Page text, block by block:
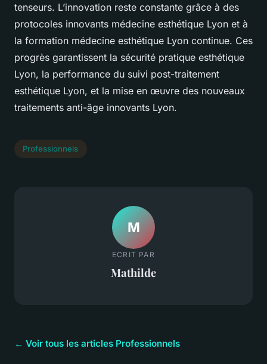
tenseurs. L’innovation reste constante grâce à des
protocoles innovants médecine esthétique Lyon et à
la formation médecine esthétique Lyon continue. Ces
progrès garantissent la sécurité pratique esthétique
Lyon, la performance du suivi post-traitement
esthétique Lyon, et la mise en œuvre des nouveaux
traitements anti-âge innovants Lyon.
Professionnels
M
ECRIT PAR
Mathilde
← Voir tous les articles Professionnels